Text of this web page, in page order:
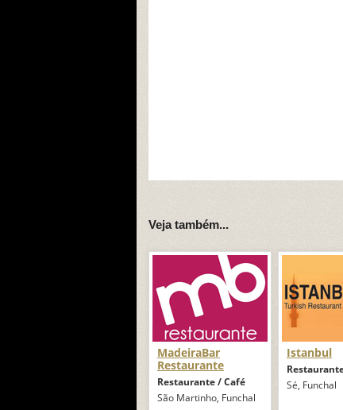
Veja também...
MadeiraBar
Restaurante
Restaurante / Café
São Martinho, Funchal
Istanbul
Sé, Funchal